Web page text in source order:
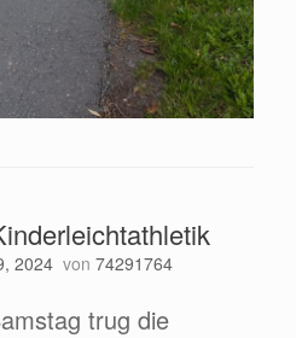
2024 von 74291764
trug die